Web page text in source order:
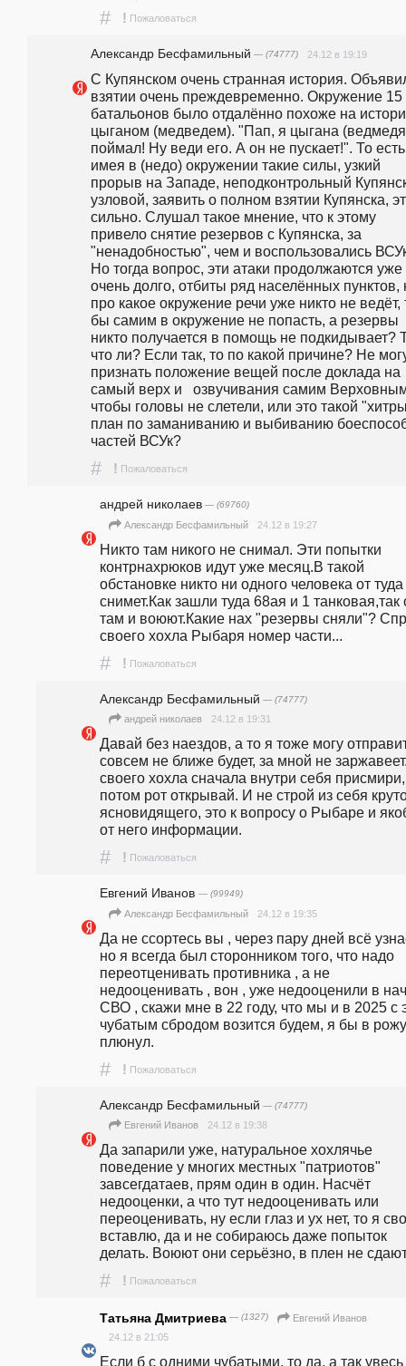
# ! Пожаловаться
Александр Бесфамильный — (74777) 24.12 в 19:19
С Купянском очень странная история.
взятии очень преждевременно. Окружение 15
батальонов было отдалённо похоже на
цыганом (медведем). "Пап, я цыгана
поймал! Ну веди его. А он не пускает!". То
имея в (недо) окружении такие силы, узкий
прорыв на Западе, неподконтрольный
узловой, заявить о полном взятии Купянска,
сильно. Слушал такое мнение, что к этому
привело снятие резервов с Купянска, за
"ненадобностью", чем и воспользовались
Но тогда вопрос, эти атаки продолжаются уже
очень долго, отбиты ряд населённых пунктов,
про какое окружение речи уже никто не ведёт,
бы самим в окружение не попасть, а резервы
никто получается в помощь не подкидывает?
что ли? Если так, то по какой причине? Не
признать положение вещей после доклада на
самый верх и   озвучивания самим
чтобы головы не слетели, или это такой
план по заманиванию и выбиванию
частей ВСУк?
# ! Пожаловаться
андpeй николаев — (69760)
Александр Бесфамильный 24.12 в 19:27
Никто там никого не снимал. Эти попытки
контрнахрюков идут уже месяц.В такой
обстановке никто ни одного человека от
снимет.Как зашли туда 68ая и 1 танковая,так
там и воюют.Какие нах "резервы сняли"?
своего хохла Рыбаря номер части...
# ! Пожаловаться
Александр Бесфамильный — (74777)
андpeй николаев 24.12 в 19:31
Давай без наездов, а то я тоже могу
совсем не ближе будет, за мной не
своего хохла сначала внутри себя присмири,
потом рот открывай. И не строй из себя
ясновидящего, это к вопросу о Рыбаре и
от него информации.
# ! Пожаловаться
Евгений Иванов — (99949)
Александр Бесфамильный 24.12 в 19:35
Да не ссортесь вы , через пару дней всё
но я всегда был сторонником того, что надо
переотценивать противника , а не
недооценивать , вон , уже недооценили в
СВО , скажи мне в 22 году, что мы и в 2025 с
чубатым сбродом возится будем, я бы в рожу
плюнул.
# ! Пожаловаться
Александр Бесфамильный — (74777)
Евгений Иванов 24.12 в 19:38
Да запарили уже, натуральное хохлячье
поведение у многих местных "патриотов"
завсегдатаев, прям один в один. Насчёт
недооценки, а что тут недооценивать или
переоценивать, ну если глаз и ух нет, то я
вставлю, да и не собираюсь даже попыток
делать. Воюют они серьёзно, в плен не
# ! Пожаловаться
Татьяна Дмитриева — (1327)
Евгений Иванов
24.12 в 21:05
Если б с одними чубатыми, то да, а так увесь